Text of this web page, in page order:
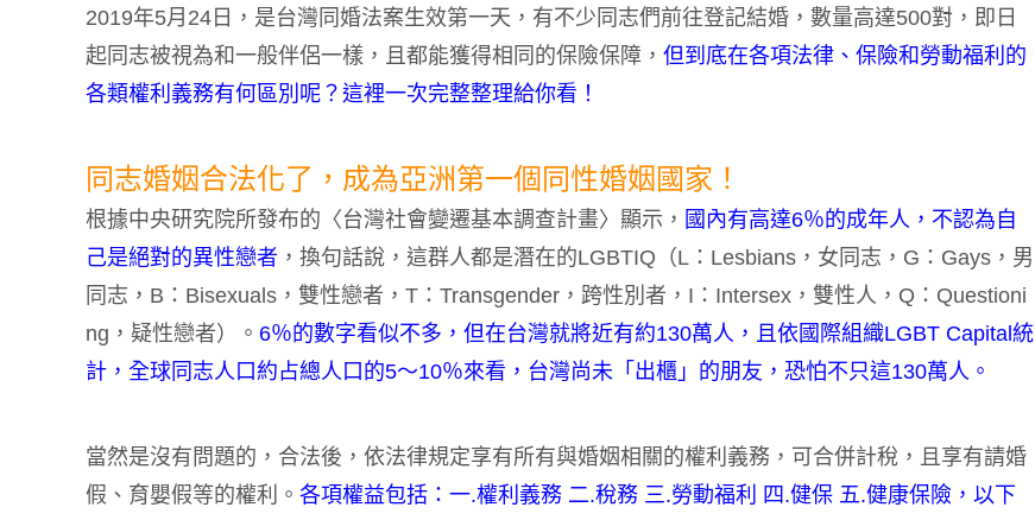
2019年5月24日，是台灣同婚法案生效第一天，有不少同志們前往登記結婚，數量高達500對，即日
起同志被視為和一般伴侶一樣，且都能獲得相同的保險保障， 但到底在各項法律、保險和勞動福利的
各類權利義務有何區別呢？這裡一次完整整理給你看！
同志婚姻合法化了，成為亞洲第一個同性婚姻國家！
根據中央研究院所發布的〈台灣社會變遷基本調查計畫〉顯示， 國內有高達6％的成年人，不認為自
己是絕對的異性戀者 ，換句話說，這群人都是潛在的LGBTIQ（L：Lesbians，女同志，G：Gays，男
同志，B：Bisexuals，雙性戀者，T：Transgender，跨性別者，I：Intersex，雙性人，Q：Questioni
ng，疑性戀者）。 6％的數字看似不多，但在台灣就將近有約130萬人，且依國際組織LGBT Capital統
計，全球同志人口約占總人口的5～10％來看，台灣尚未「出櫃」的朋友，恐怕不只這130萬人。
當然是沒有問題的，合法後，依法律規定享有所有與婚姻相關的權利義務，可合併計稅，且享有請婚
假、育嬰假等的權利。 各項權益包括：一.權利義務 二.稅務 三.勞動福利 四.健保 五.健康保險，以下